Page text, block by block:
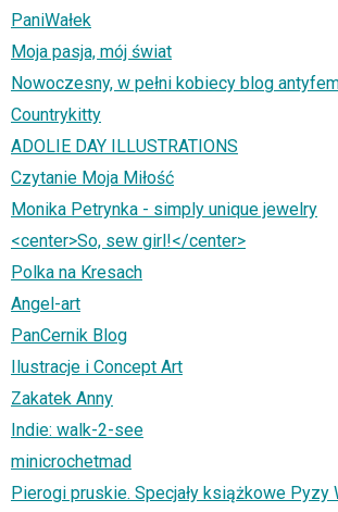
PaniWałek
Moja pasja, mój świat
Nowoczesny, w pełni kobiecy blog
Countrykitty
ADOLIE DAY ILLUSTRATIONS
Czytanie Moja Miłość
Monika Petrynka - simply unique jewelry
<center>So, sew girl!</center>
Polka na Kresach
Angel-art
PanCernik Blog
Ilustracje i Concept Art
Zakatek Anny
Indie: walk-2-see
minicrochetmad
Pierogi pruskie. Specjały książkowe Pyzy